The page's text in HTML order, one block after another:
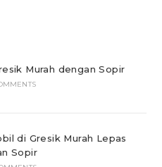
Murah dengan Sopir
di Gresik Murah Lepas
Sopir